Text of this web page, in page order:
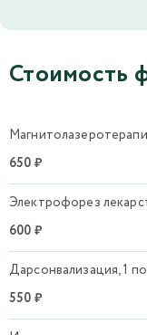
Стоимость
650 ₽
Электрофорез
600 ₽
Дарсонвализация, 1
550 ₽